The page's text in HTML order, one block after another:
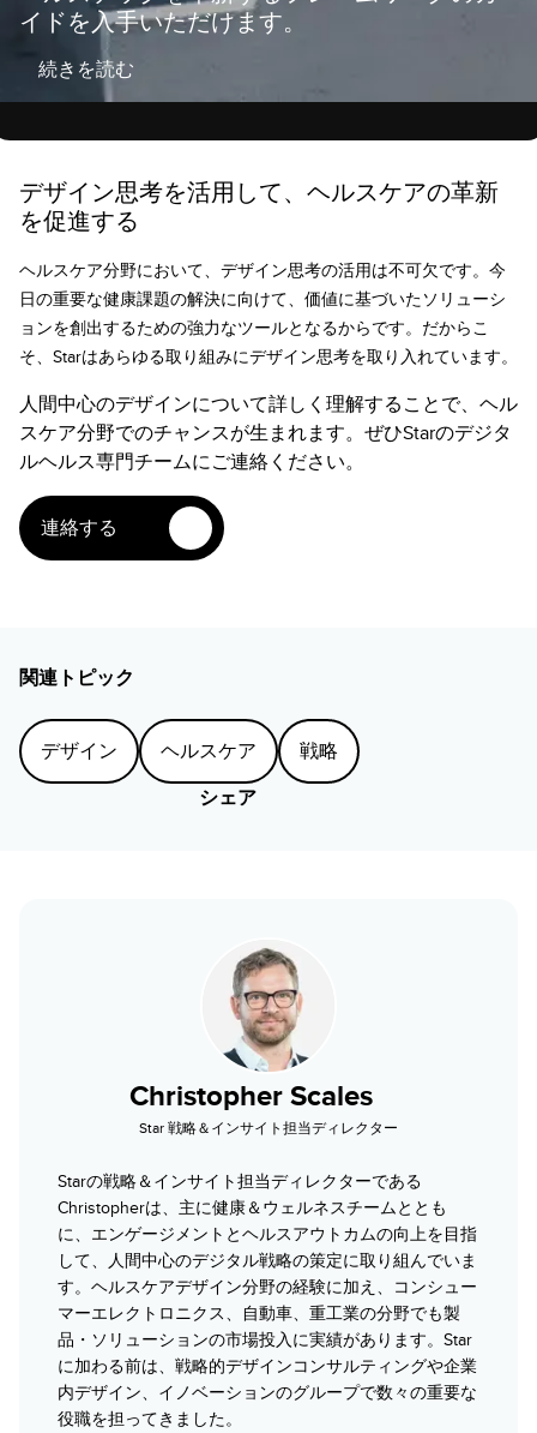
イドを入手いただけます。
続きを読む
デザイン思考を活用して、ヘルスケアの革新
を促進する
ヘルスケア分野において、デザイン思考の活用は不可欠です。今
日の重要な健康課題の解決に向けて、価値に基づいたソリューシ
ョンを創出するための強力なツールとなるからです。だからこ
そ、Starはあらゆる取り組みにデザイン思考を取り入れています。
人間中心のデザインについて詳しく理解することで、ヘル
スケア分野でのチャンスが生まれます。ぜひStarのデジタ
ルヘルス専門チームにご連絡ください。
連絡する
関連トピック
デザイン ヘルスケア 戦略
シェア
Christopher Scales
Star 戦略＆インサイト担当ディレクター
Starの戦略＆インサイト担当ディレクターである
Christopherは、主に健康＆ウェルネスチームととも
に、エンゲージメントとヘルスアウトカムの向上を目指
して、人間中心のデジタル戦略の策定に取り組んでいま
す。ヘルスケアデザイン分野の経験に加え、コンシュー
マーエレクトロニクス、自動車、重工業の分野でも製
品・ソリューションの市場投入に実績があります。Star
に加わる前は、戦略的デザインコンサルティングや企業
内デザイン、イノベーションのグループで数々の重要な
役職を担ってきました。